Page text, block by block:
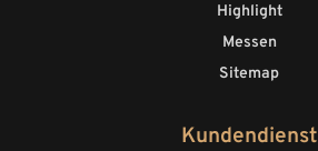
Highlight
Messen
Sitemap
Kundendienst